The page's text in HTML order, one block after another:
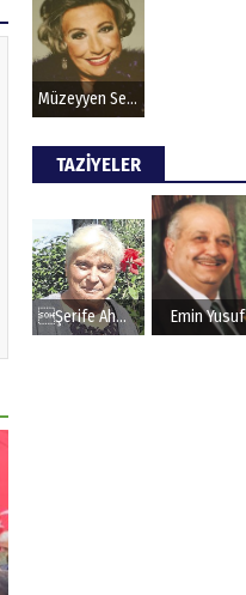
Müzeyyen Senar
TAZİYELER
Şerife Ahmet Emin Yusuf